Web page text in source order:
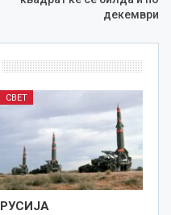
декември
СВЕТ
РУСИЈА